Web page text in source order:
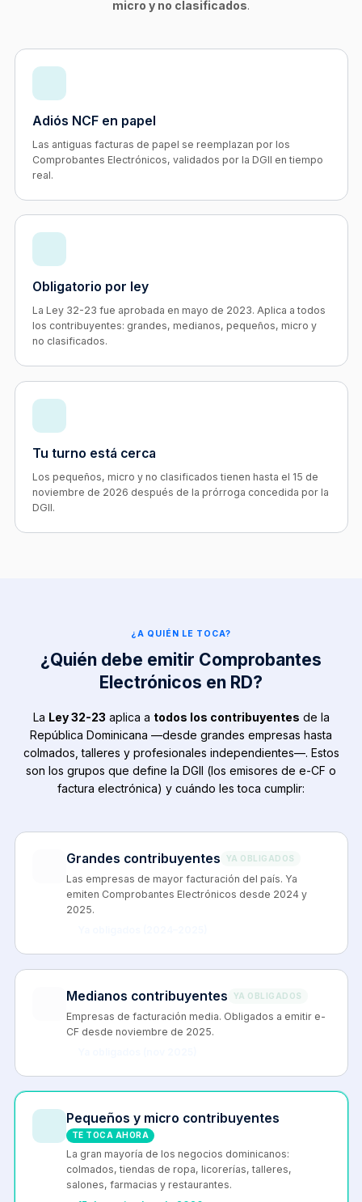
micro y no clasificados.
Adiós NCF en papel
Las antiguas facturas de papel se reemplazan por los
Comprobantes Electrónicos, validados por la DGII en tiempo
real.
Obligatorio por ley
La Ley 32-23 fue aprobada en mayo de 2023. Aplica a todos
los contribuyentes: grandes, medianos, pequeños, micro y
no clasificados.
Tu turno está cerca
Los pequeños, micro y no clasificados tienen hasta el 15 de
noviembre de 2026 después de la prórroga concedida por la
DGII.
¿A QUIÉN LE TOCA?
¿Quién debe emitir Comprobantes
Electrónicos en RD?
La Ley 32-23 aplica a todos los contribuyentes de la
República Dominicana —desde grandes empresas hasta
colmados, talleres y profesionales independientes—. Estos
son los grupos que define la DGII (los emisores de e-CF o
factura electrónica) y cuándo les toca cumplir:
Grandes contribuyentes YA OBLIGADOS
Las empresas de mayor facturación del país. Ya
emiten Comprobantes Electrónicos desde 2024 y
2025.
Medianos contribuyentes YA OBLIGADOS
Empresas de facturación media. Obligados a emitir e-
CF desde noviembre de 2025.
Pequeños y micro contribuyentes
TE TOCA AHORA
La gran mayoría de los negocios dominicanos:
colmados, tiendas de ropa, licorerías, talleres,
salones, farmacias y restaurantes.